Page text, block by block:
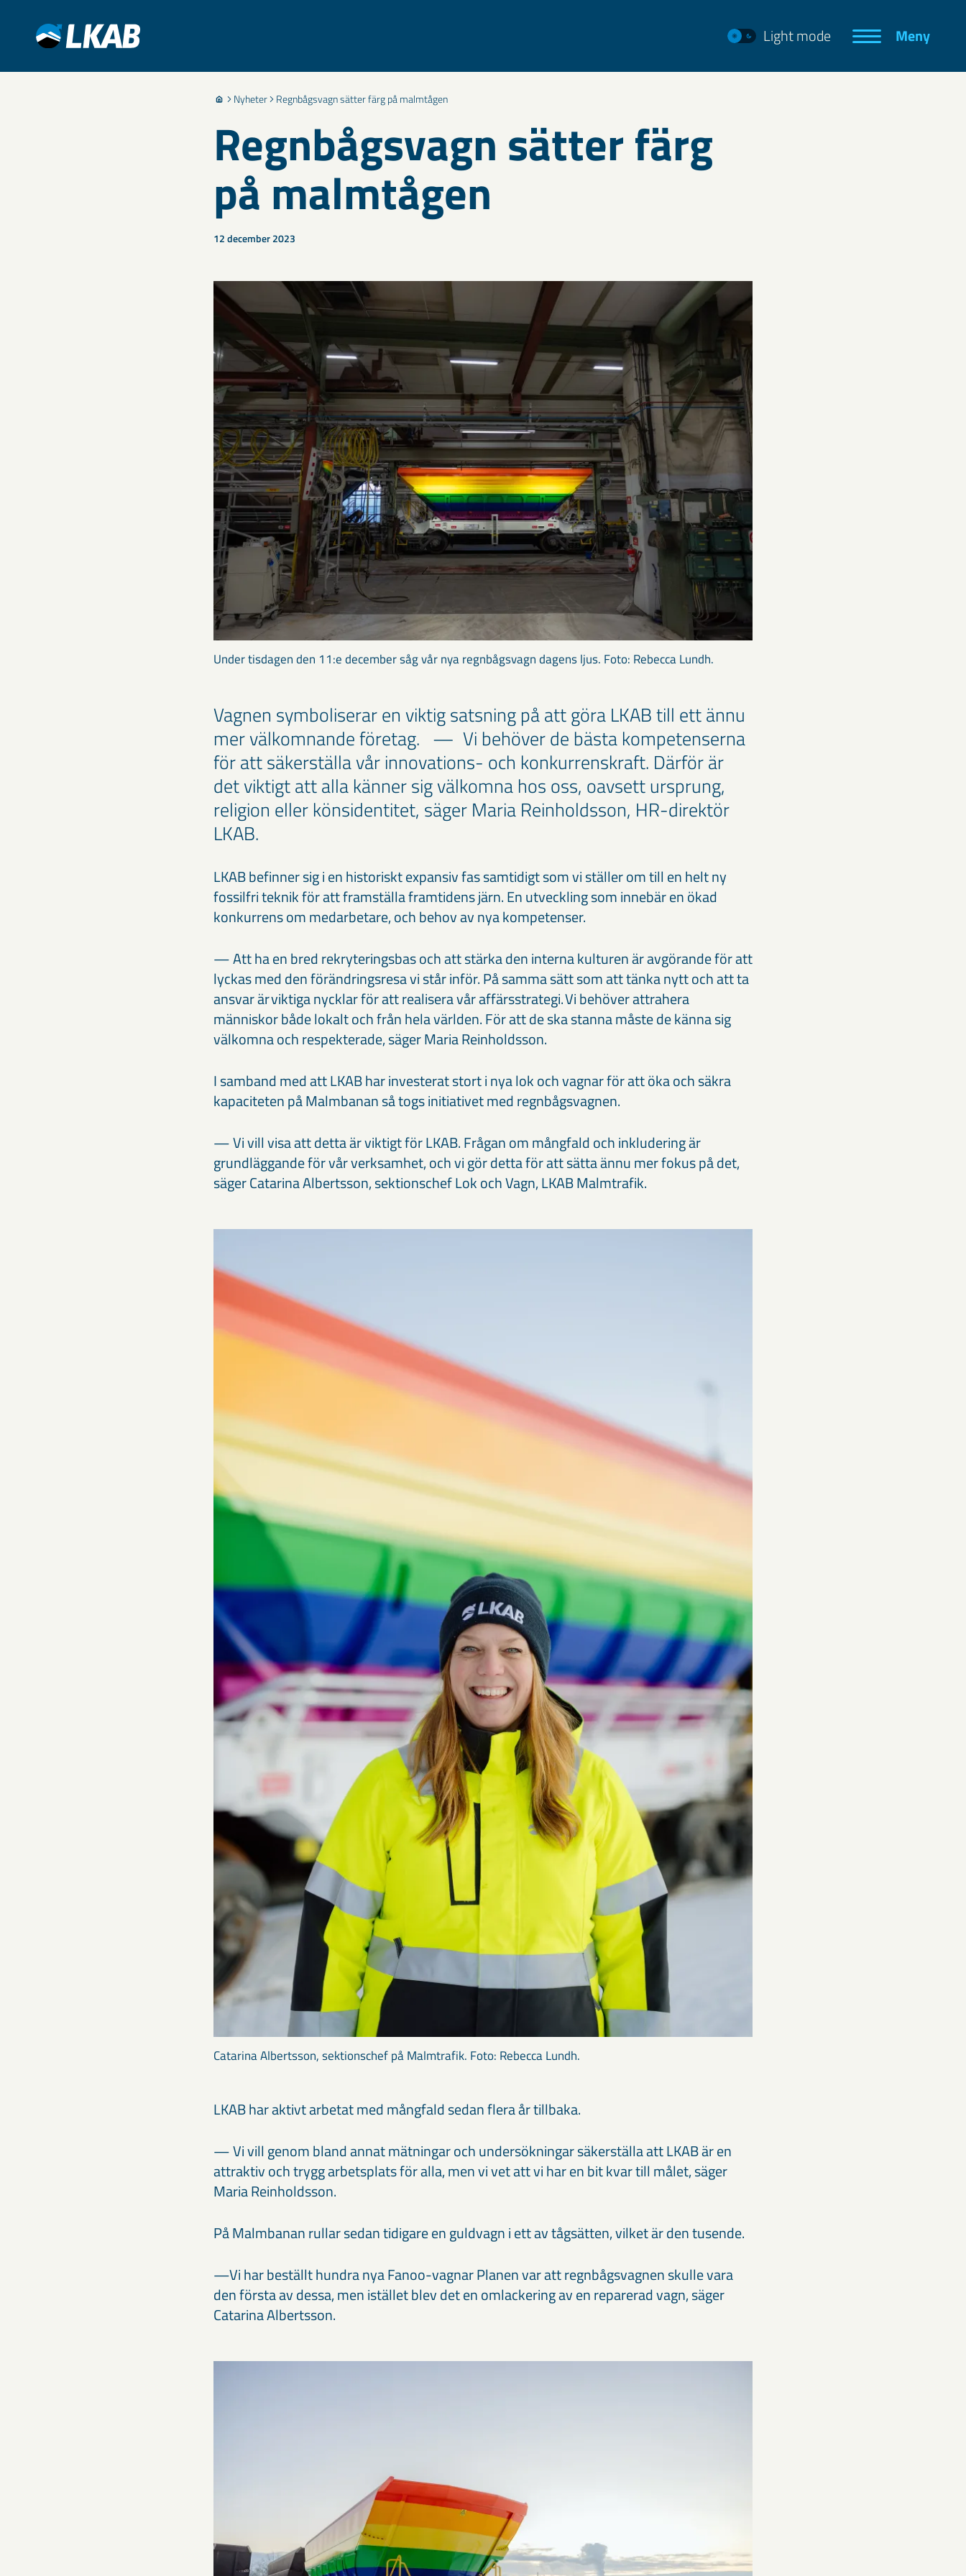
Light mode Meny
Nyheter Regnbågsvagn sätter färg på malmtågen
Regnbågsvagn sätter färg
på malmtågen
12 december 2023
Under tisdagen den 11:e december såg vår nya regnbågsvagn dagens ljus. Foto: Rebecca Lundh.
Vagnen symboliserar en viktig satsning på att göra LKAB till ett ännu
mer välkomnande företag. — Vi behöver de bästa kompetenserna
för att säkerställa vår innovations- och konkurrenskraft. Därför är
det viktigt att alla känner sig välkomna hos oss, oavsett ursprung,
religion eller könsidentitet, säger Maria Reinholdsson, HR-direktör
LKAB.
LKAB befinner sig i en historiskt expansiv fas samtidigt som vi ställer om till en helt ny
fossilfri teknik för att framställa framtidens järn. En utveckling som innebär en ökad
konkurrens om medarbetare, och behov av nya kompetenser.
— Att ha en bred rekryteringsbas och att stärka den interna kulturen är avgörande för att
lyckas med den förändringsresa vi står inför. På samma sätt som att tänka nytt och att ta
ansvar är viktiga nycklar för att realisera vår affärsstrategi. Vi behöver attrahera
människor både lokalt och från hela världen. För att de ska stanna måste de känna sig
välkomna och respekterade, säger Maria Reinholdsson.
I samband med att LKAB har investerat stort i nya lok och vagnar för att öka och säkra
kapaciteten på Malmbanan så togs initiativet med regnbågsvagnen.
— Vi vill visa att detta är viktigt för LKAB. Frågan om mångfald och inkludering är
grundläggande för vår verksamhet, och vi gör detta för att sätta ännu mer fokus på det,
säger Catarina Albertsson, sektionschef Lok och Vagn, LKAB Malmtrafik.
Catarina Albertsson, sektionschef på Malmtrafik. Foto: Rebecca Lundh.
LKAB har aktivt arbetat med mångfald sedan flera år tillbaka.
— Vi vill genom bland annat mätningar och undersökningar säkerställa att LKAB är en
attraktiv och trygg arbetsplats för alla, men vi vet att vi har en bit kvar till målet, säger
Maria Reinholdsson.
På Malmbanan rullar sedan tidigare en guldvagn i ett av tågsätten, vilket är den tusende.
—Vi har beställt hundra nya Fanoo-vagnar Planen var att regnbågsvagnen skulle vara
den första av dessa, men istället blev det en omlackering av en reparerad vagn, säger
Catarina Albertsson.